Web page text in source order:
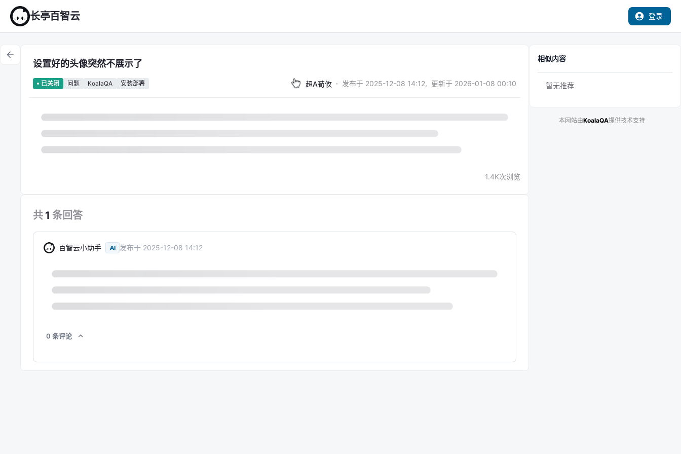
长亭百智云 登录
设置好的头像突然不展示了
已关闭 问题 KoalaQA 安装部署 超A荀攸 · 发布于 2025-12-08 14:12, 更新于 2026-01-08 00:10
1.4K次浏览
共 1 条回答
百智云小助手 AI 发布于 2025-12-08 14:12
0 条评论
相似内容
暂无推荐
本网站由KoalaQA提供技术支持